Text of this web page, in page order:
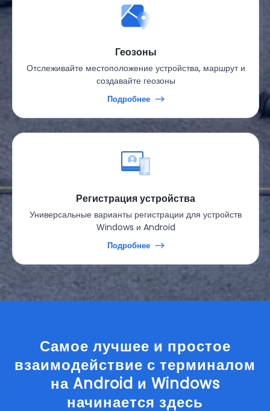
Геозоны
Отслеживайте местоположение устройства, маршрут и
создавайте геозоны
Подробнее
Регистрация устройства
Универсальные варианты регистрации для устройств
Windows и Android
Подробнее
Самое лучшее и простое
взаимодействие с терминалом
на Android и Windows
начинается здесь